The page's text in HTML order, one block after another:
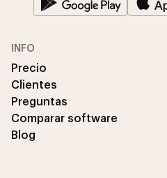
INFO
Precio
Clientes
Preguntas
Comparar software
Blog